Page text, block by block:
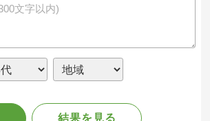
結果を見る